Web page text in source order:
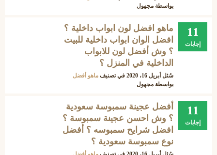
بواسطة مجهول
11
إجابات
ماهو افضل لون ابواب داخلية ؟
افضل الوان ابواب داخلية للبيت
؟ وش أفضل لون للابواب
الداخلية في المنزل ؟
سُئل أبريل 16، 2020 في تصنيف ماهو أفضل
بواسطة مجهول
11
إجابات
أفضل عجينة سمبوسة سعودية
؟ وش احسن عجينة سمبوسة ؟
افضل شرايح سمبوسه ؟ أفضل
نوع سمبوسة سعودية ؟